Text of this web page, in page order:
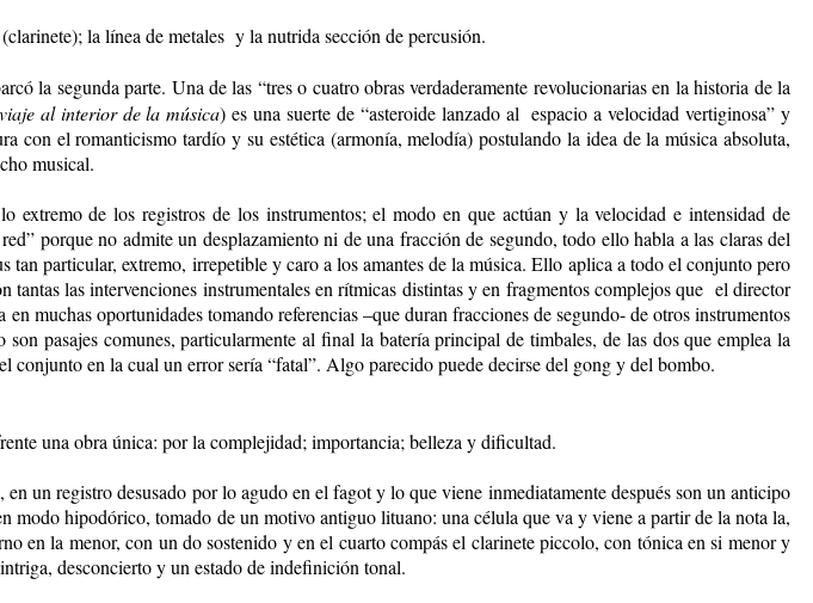
la línea de metales y la nutrida sección de percusión.
la segunda parte. Una de las “tres o cuatro obras verdaderamente revolucionarias en la historia de la
al interior de la música) es una suerte de “asteroide lanzado al espacio a velocidad vertiginosa” y
con el romanticismo tardío y su estética (armonía, melodía) postulando la idea de la música absoluta,
musical.
extremo de los registros de los instrumentos; el modo en que actúan y la velocidad e intensidad de
porque no admite un desplazamiento ni de una fracción de segundo, todo ello habla a las claras del
particular, extremo, irrepetible y caro a los amantes de la música. Ello aplica a todo el conjunto pero
tantas las intervenciones instrumentales en rítmicas distintas y en fragmentos complejos que el director
muchas oportunidades tomando referencias –que duran fracciones de segundo- de otros instrumentos
pasajes comunes, particularmente al final la batería principal de timbales, de las dos que emplea la
conjunto en la cual un error sería “fatal”. Algo parecido puede decirse del gong y del bombo.
una obra única: por la complejidad; importancia; belleza y dificultad.
un registro desusado por lo agudo en el fagot y lo que viene inmediatamente después son un anticipo
modo hipodórico, tomado de un motivo antiguo lituano: una célula que va y viene a partir de la nota la,
en la menor, con un do sostenido y en el cuarto compás el clarinete piccolo, con tónica en si menor y
desconcierto y un estado de indefinición tonal.